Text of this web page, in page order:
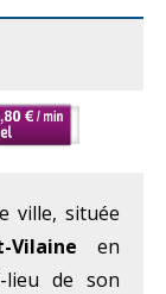
ville, située
en
de son